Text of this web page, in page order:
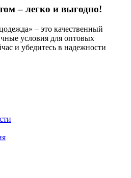
– легко и выгодно!
– это качественный
условия для оптовых
и убедитесь в надежности